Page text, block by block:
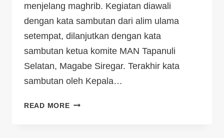
menjelang maghrib. Kegiatan diawali
dengan kata sambutan dari alim ulama
setempat, dilanjutkan dengan kata
sambutan ketua komite MAN Tapanuli
Selatan, Magabe Siregar. Terakhir kata
sambutan oleh Kepala…
READ MORE